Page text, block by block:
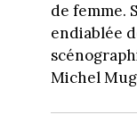
de femme.
endiablée
Michel